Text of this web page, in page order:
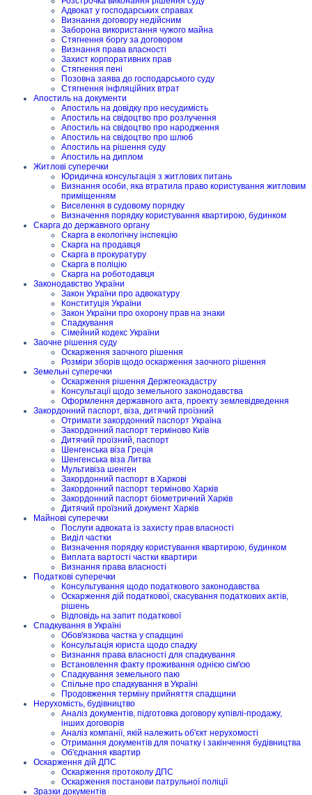
Адвокат у господарських справах
Визнання договору недійсним
Заборона використання чужого майна
Стягнення боргу за договором
Визнання права власності
Захист корпоративних прав
Стягнення пені
Позовна заява до господарського суду
Стягнення інфляційних втрат
Апостиль на документи
Апостиль на довідку про несудимість
Апостиль на свідоцтво про розлучення
Апостиль на свідоцтво про народження
Апостиль на свідоцтво про шлюб
Апостиль на рішення суду
Апостиль на диплом
Житлові суперечки
Юридична консультація з житлових питань
Визнання особи, яка втратила право користування житловим
приміщенням
Виселення в судовому порядку
Визначення порядку користування квартирою, будинком
Скарга до державного органу
Скарга в екологічну інспекцію
Скарга на продавця
Скарга в прокуратуру
Скарга в поліцію
Скарга на роботодавця
Законодавство України
Закон України про адвокатуру
Конституція України
Закон України про охорону прав на знаки
Спадкування
Сімейний кодекс України
Заочне рішення суду
Оскарження заочного рішення
Розміри зборів щодо оскарження заочного рішення
Земельні суперечки
Оскарження рішення Держгеокадастру
Консультації щодо земельного законодавства
Оформлення державного акта, проекту землевідведення
Закордонний паспорт, віза, дитячий проїзний
Отримати закордонний паспорт Україна
Закордонний паспорт терміново Київ
Дитячий проїзний, паспорт
Шенгенська віза Греція
Шенгенська віза Литва
Мультивіза шенген
Закордонний паспорт в Харкові
Закордонний паспорт терміново Харків
Закордонний паспорт біометричний Харків
Дитячий проїзний документ Харків
Майнові суперечки
Послуги адвоката із захисту прав власності
Виділ частки
Визначення порядку користування квартирою, будинком
Виплата вартості частки квартири
Визнання права власності
Податкові суперечки
Консультування щодо податкового законодавства
Оскарження дій податкової, скасування податкових актів,
рішень
Відповідь на запит податкової
Спадкування в Україні
Обов'язкова частка у спадщині
Консультація юриста щодо спадку
Визнання права власності для спадкування
Встановлення факту проживання однією сім'єю
Спадкування земельного паю
Спільне про спадкування в Україні
Продовження терміну прийняття спадщини
Нерухомість, будівництво
Аналіз документів, підготовка договору купівлі-продажу,
інших договорів
Аналіз компанії, якій належить об'єкт нерухомості
Отримання документів для початку і закінчення будівництва
Об'єднання квартир
Оскарження дій ДПС
Оскарження протоколу ДПС
Оскарження постанови патрульної поліції
Зразки документів